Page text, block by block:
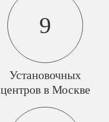
9
Установочных
центров в Москве